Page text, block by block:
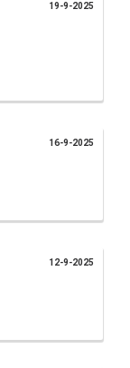
19-9-2025
16-9-2025
12-9-2025